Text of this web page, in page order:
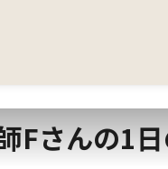
Fさんの1